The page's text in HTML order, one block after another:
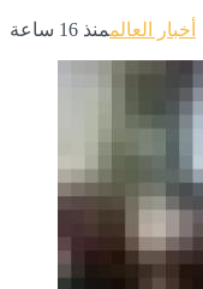
أخبار العالممنذ 16 ساعة